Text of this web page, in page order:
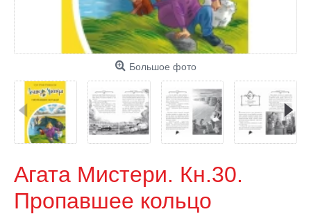
Большое фото
Агата Мистери. Кн.30.
Пропавшее кольцо